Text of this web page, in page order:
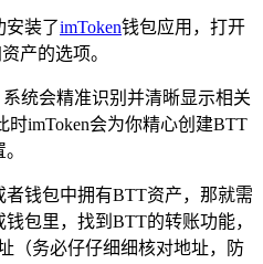
安装了imToken钱包应用，打开
产的选项。
统会精准识别并清晰显示相关
imToken会为你精心创建BTT
钱包中拥有BTT资产，那就需
包里，找到BTT的转账功能，
（务必仔仔细细核对地址，防